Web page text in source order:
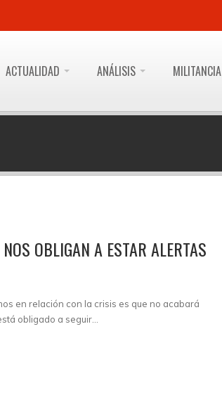
ACTUALIDAD ANÁLISIS MILITANCIA
OBLIGAN A ESTAR ALERTAS
en relación con la crisis es que no acabará
obligado a seguir…